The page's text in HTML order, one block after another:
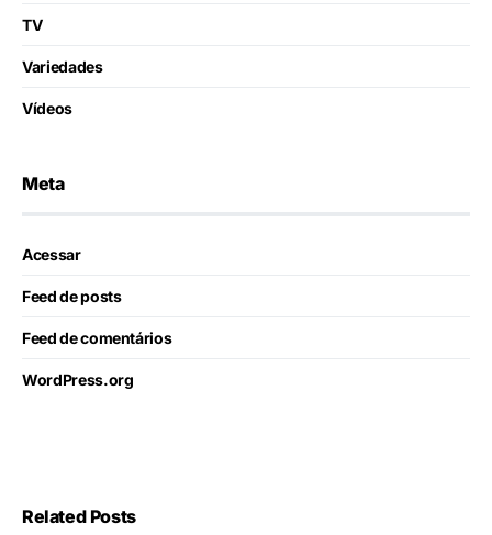
TV
Variedades
Vídeos
Meta
Acessar
Feed de posts
Feed de comentários
WordPress.org
Related Posts